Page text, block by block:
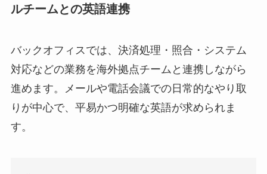
ルチームとの英語連携
バックオフィスでは、決済処理・照合・システム
対応などの業務を海外拠点チームと連携しながら
進めます。メールや電話会議での日常的なやり取
りが中心で、平易かつ明確な英語が求められま
す。